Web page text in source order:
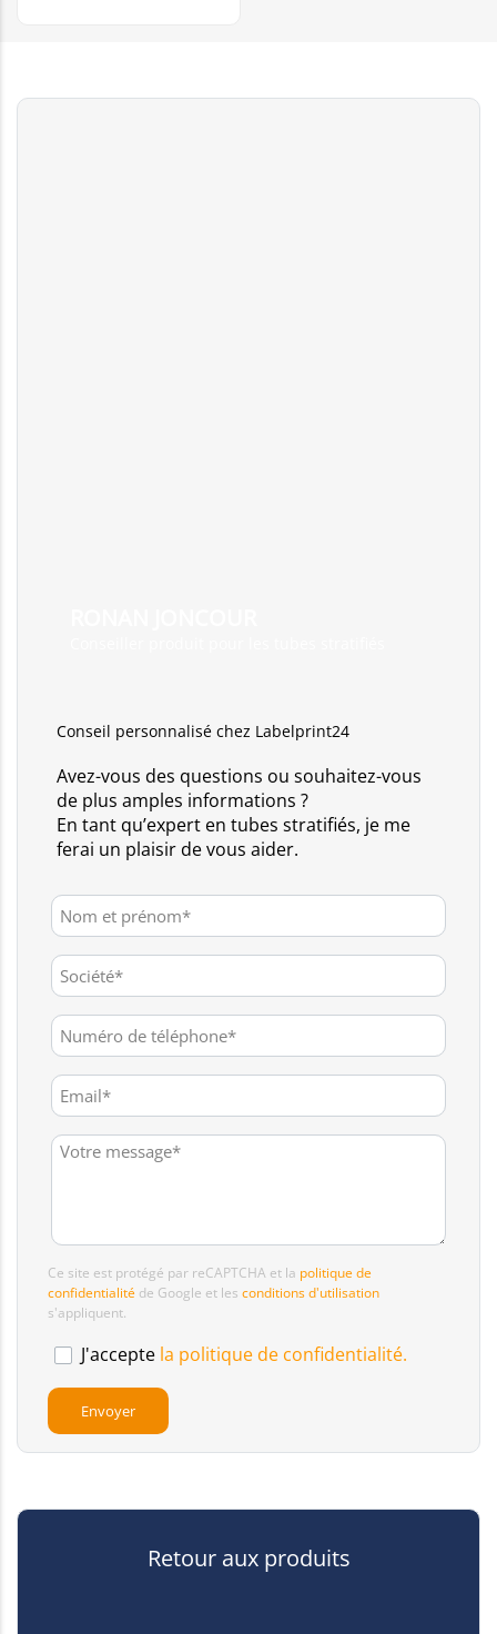
Conseil personnalisé chez Labelprint24
Avez-vous des questions ou souhaitez-vous
de plus amples informations ?
En tant qu’expert en tubes stratifiés, je me
ferai un plaisir de vous aider.
Ce site est protégé par reCAPTCHA et la politique de
confidentialité de Google et les conditions d'utilisation
s'appliquent.
J'accepte la politique de confidentialité.
Retour aux produits